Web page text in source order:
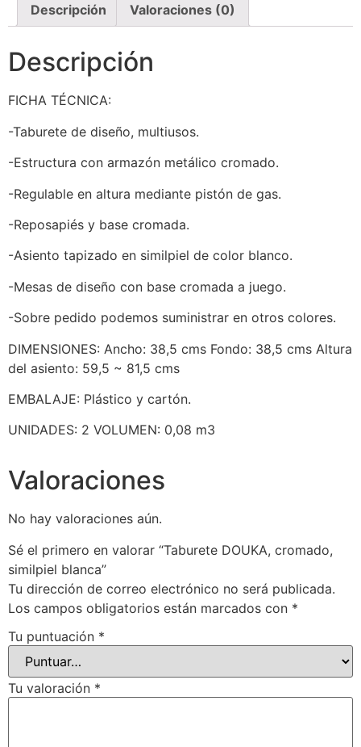
Descripción Valoraciones (0)
Descripción
FICHA TÉCNICA:
-Taburete de diseño, multiusos.
-Estructura con armazón metálico cromado.
-Regulable en altura mediante pistón de gas.
-Reposapiés y base cromada.
-Asiento tapizado en similpiel de color blanco.
-Mesas de diseño con base cromada a juego.
-Sobre pedido podemos suministrar en otros colores.
DIMENSIONES: Ancho: 38,5 cms Fondo: 38,5 cms Altura
del asiento: 59,5 ~ 81,5 cms
EMBALAJE: Plástico y cartón.
UNIDADES: 2 VOLUMEN: 0,08 m3
Valoraciones
No hay valoraciones aún.
Sé el primero en valorar “Taburete DOUKA, cromado,
similpiel blanca”
Tu dirección de correo electrónico no será publicada.
Los campos obligatorios están marcados con *
Tu puntuación *
Tu valoración *